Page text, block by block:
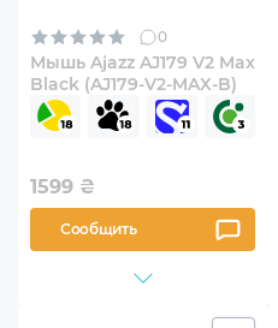
0
Мышь Ajazz AJ179 V2 Max
Black (AJ179-V2-MAX-B)
1599 ₴
Сообщить